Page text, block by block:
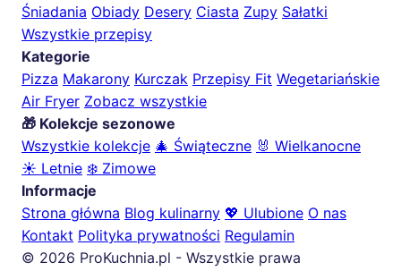
Śniadania Obiady Desery Ciasta Zupy Sałatki
Wszystkie przepisy
Kategorie
Pizza Makarony Kurczak Przepisy Fit Wegetariańskie
Air Fryer Zobacz wszystkie
🎁 Kolekcje sezonowe
Wszystkie kolekcje 🎄 Świąteczne 🐰 Wielkanocne
☀️ Letnie ❄️ Zimowe
Informacje
Strona główna Blog kulinarny 💖 Ulubione O nas
Kontakt Polityka prywatności Regulamin
© 2026 ProKuchnia.pl - Wszystkie prawa